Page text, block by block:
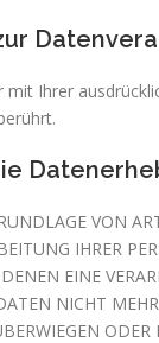
Ihrer
VON
IHRER
EINE
NICHT